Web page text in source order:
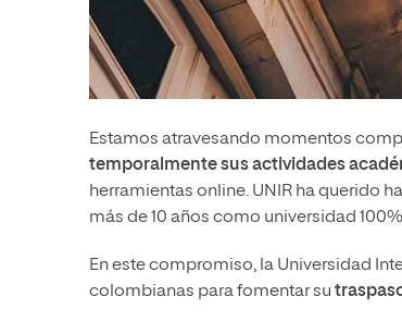
Estamos atravesando momentos
temporalmente sus actividades
herramientas online. UNIR ha querido
más de 10 años como universidad
En este compromiso, la Universidad
colombianas para fomentar su